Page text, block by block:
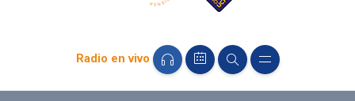
Radio en vivo